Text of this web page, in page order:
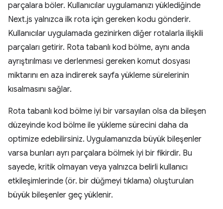
parçalara böler. Kullanıcılar uygulamanızı yüklediğinde
Next.js yalnızca ilk rota için gereken kodu gönderir.
Kullanıcılar uygulamada gezinirken diğer rotalarla ilişkili
parçaları getirir. Rota tabanlı kod bölme, aynı anda
ayrıştırılması ve derlenmesi gereken komut dosyası
miktarını en aza indirerek sayfa yükleme sürelerinin
kısalmasını sağlar.
Rota tabanlı kod bölme iyi bir varsayılan olsa da bileşen
düzeyinde kod bölme ile yükleme sürecini daha da
optimize edebilirsiniz. Uygulamanızda büyük bileşenler
varsa bunları ayrı parçalara bölmek iyi bir fikirdir. Bu
sayede, kritik olmayan veya yalnızca belirli kullanıcı
etkileşimlerinde (ör. bir düğmeyi tıklama) oluşturulan
büyük bileşenler geç yüklenir.